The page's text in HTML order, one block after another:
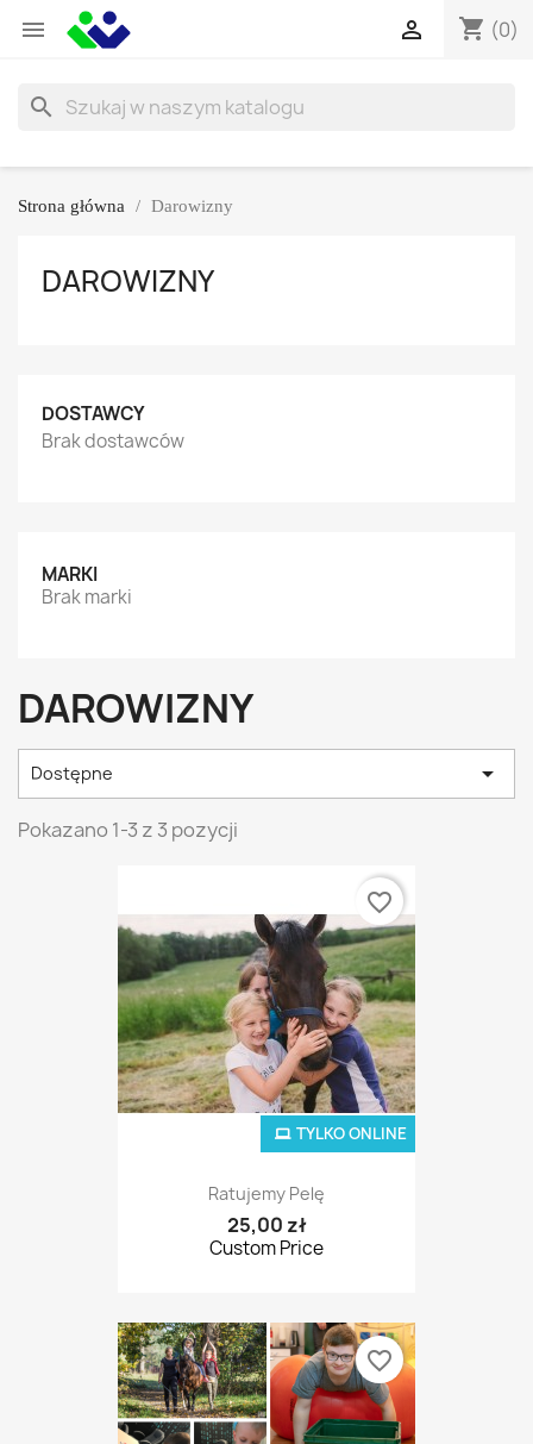
 shopping_cart (0)

search
Strona główna Darowizny
DAROWIZNY
DOSTAWCY
Brak dostawców
MARKI
Brak marki
DAROWIZNY
Dostępne 
Pokazano 1-3 z 3 pozycji
Ratujemy Pelę
25,00 zł
Custom Price
TYLKO ONLINE
favorite_border
favorite_border